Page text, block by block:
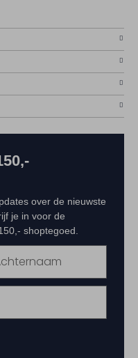
over de nieuwste
je in voor de
shoptegoed.